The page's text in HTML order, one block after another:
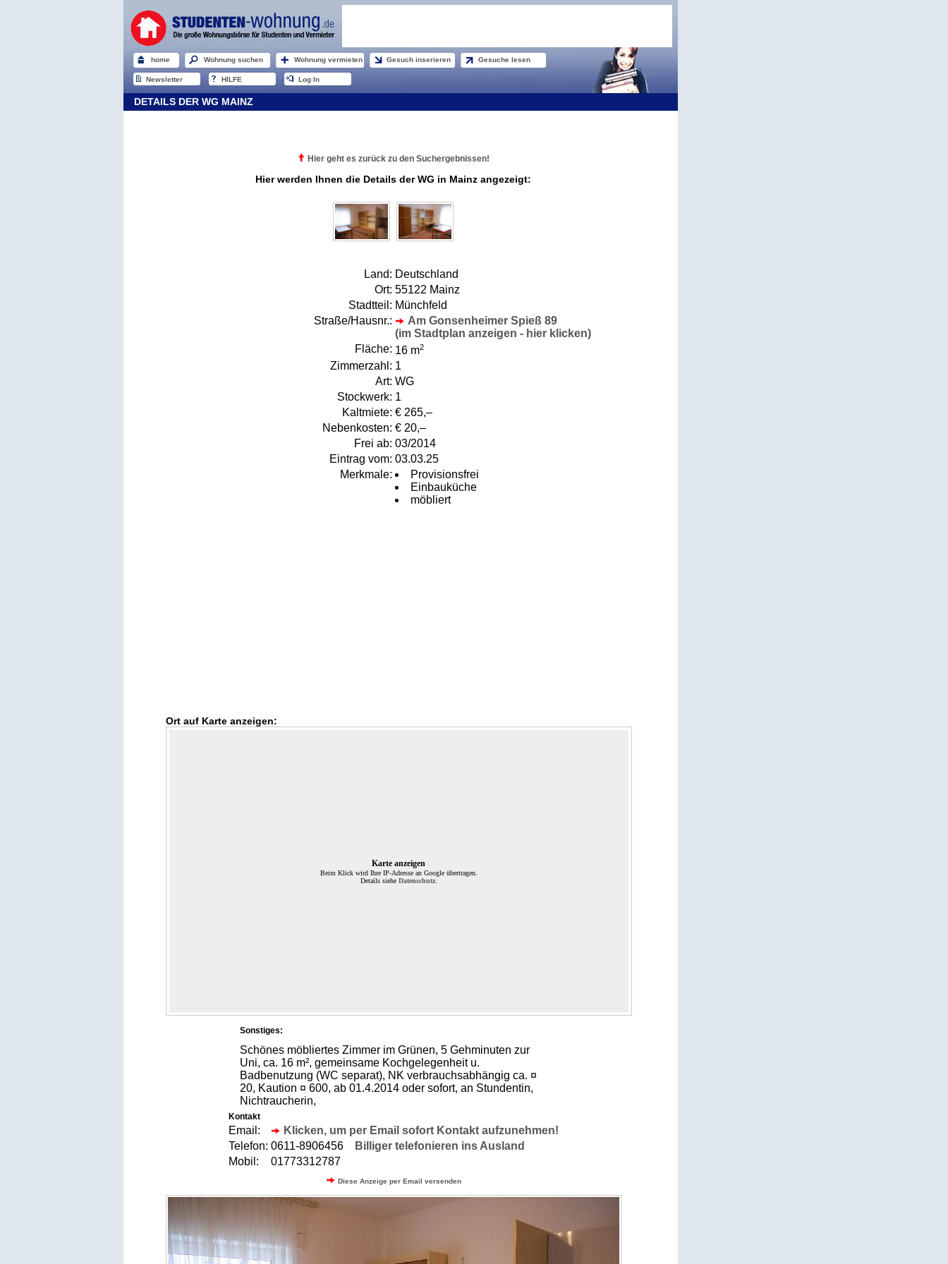
home Wohnung suchen Wohnung vermieten Gesuch inserieren Gesuche lesen
Newsletter HILFE Log In
DETAILS DER WG MAINZ
Hier geht es zurück zu den Suchergebnissen!
Hier werden Ihnen die Details der WG in Mainz angezeigt:
Land: Deutschland
Ort: 55122 Mainz
Stadtteil: Münchfeld
Straße/Hausnr.:
Am Gonsenheimer Spieß 89
(im Stadtplan anzeigen - hier klicken)
Fläche: 16 m2
Zimmerzahl: 1
Art: WG
Stockwerk: 1
Kaltmiete: € 265,–
Nebenkosten: € 20,–
Frei ab: 03/2014
Eintrag vom: 03.03.25
Merkmale:
Provisionsfrei
Einbauküche
möbliert
Ort auf Karte anzeigen:
Karte anzeigen
Beim Klick wird Ihre IP-Adresse an Google übertragen.
Details siehe Datenschutz.
Sonstiges:
Schönes möbliertes Zimmer im Grünen, 5 Gehminuten zur
Uni, ca. 16 m², gemeinsame Kochgelegenheit u.
Badbenutzung (WC separat), NK verbrauchsabhängig ca. ¤
20, Kaution ¤ 600, ab 01.4.2014 oder sofort, an Stundentin,
Nichtraucherin,
Kontakt
Email:
Klicken, um per Email sofort Kontakt aufzunehmen!
Telefon: 0611-8906456
Billiger telefonieren ins Ausland
Mobil:
01773312787
Diese Anzeige per Email versenden